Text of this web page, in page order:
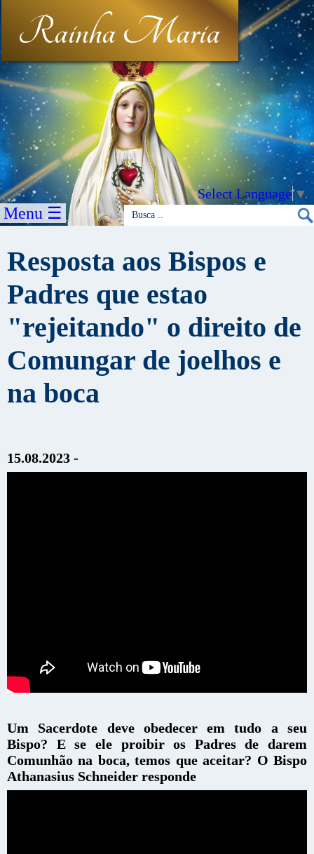
Rainha Maria
Select Language▼
Menu ☰
Resposta aos Bispos e
Padres que estao
"rejeitando" o direito de
Comungar de joelhos e
na boca
15.08.2023 -
Um Sacerdote deve obedecer em tudo a seu
Bispo? E se ele proibir os Padres de darem
Comunhão na boca, temos que aceitar? O Bispo
Athanasius Schneider responde